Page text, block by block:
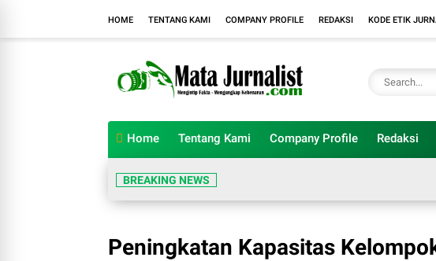
HOME TENTANG KAMI COMPANY PROFILE REDAKSI KODE ETIK
Home Tentang Kami Company Profile Redaksi
BREAKING NEWS
Peningkatan Kapasitas